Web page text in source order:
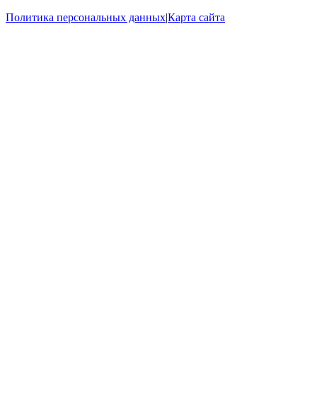
Политика персональных данных|Карта сайта